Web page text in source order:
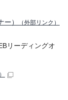
） （外部リンク）
リーディングオ